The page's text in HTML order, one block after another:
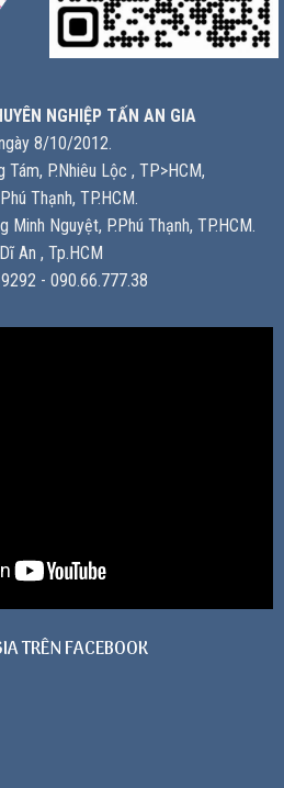
NGHIỆP TẤN AN GIA
8/10/2012.
Tám, P.Nhiêu Lộc , TP>HCM,
Thạnh, TP.HCM.
Minh Nguyệt, P.Phú Thạnh, TP.HCM.
An , Tp.HCM
- 090.66.777.38
TRÊN FACEBOOK